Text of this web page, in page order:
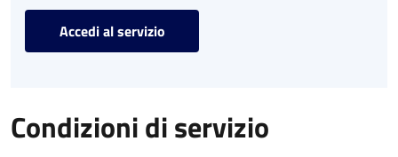
Accedi al servizio
Condizioni di servizio